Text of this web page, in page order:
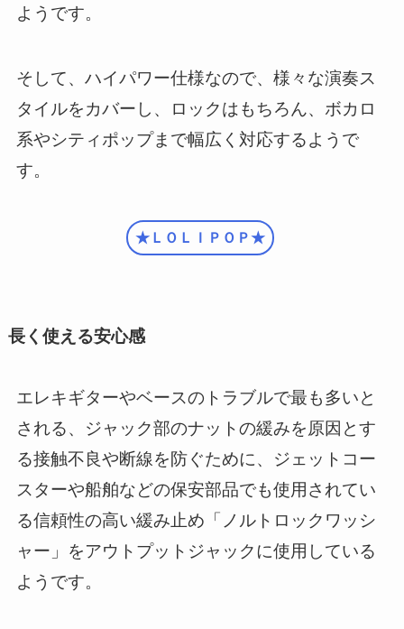
ようです。
そして、ハイパワー仕様なので、様々な演奏ス
タイルをカバーし、ロックはもちろん、ボカロ
系やシティポップまで幅広く対応するようで
す。
★ＬＯＬＩＰＯＰ★
長く使える安心感
エレキギターやベースのトラブルで最も多いと
される、ジャック部のナットの緩みを原因とす
る接触不良や断線を防ぐために、ジェットコー
スターや船舶などの保安部品でも使用されてい
る信頼性の高い緩み止め「ノルトロックワッシ
ャー」をアウトプットジャックに使用している
ようです。